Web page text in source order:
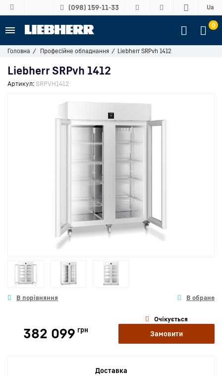
(098) 159-11-33 Ua
0
Головна Професійне обладнання Liebherr SRPvh 1412
Liebherr SRPvh 1412
Артикул: SRPVH1412
382 099 грн
Очікується
Замовити
Доставка